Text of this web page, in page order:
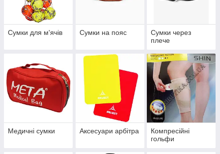
Сумки для м'ячів Сумки на пояс
Сумки через
плече
Медичні сумки Аксесуари арбітра
Компресійні
гольфи